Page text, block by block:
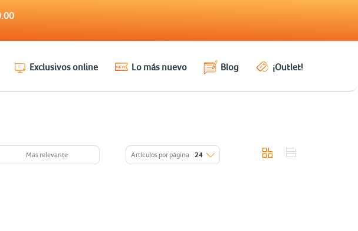
Exclusivos online Lo más nuevo Blog ¡Outlet!
Mas relevante Artículos por página 24